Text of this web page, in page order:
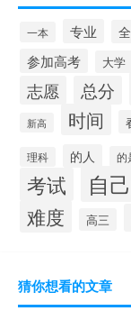
一本 专业
参加高考 大学
志愿 总分
新高 时间
理科 的人 的
考试 自
难度 高三
猜你想看的文章